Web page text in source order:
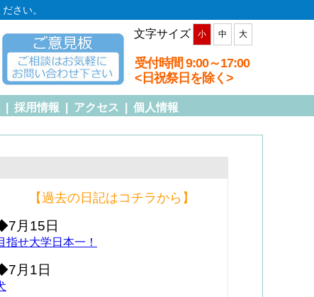
さい。
文字サイズ 小 中 大
受付時間 9:00～17:00
<日祝祭日を除く>
採用情報 アクセス 個人情報
【過去の日記はコチラから】
月15日
指せ大学日本一！
月1日